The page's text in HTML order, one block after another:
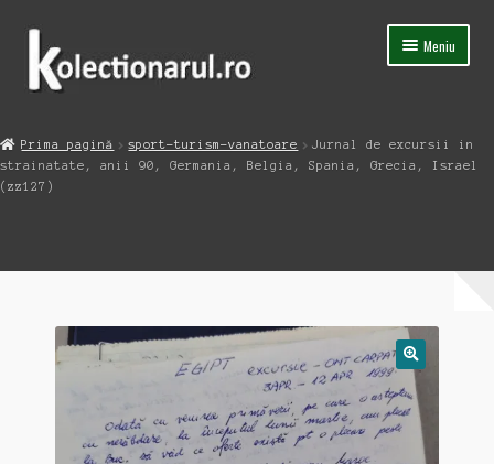
Sari
navigare
Sari
conținut
Meniu
Magazin
Extinde
Blog
Contact
Prima pagină sport-turism-vanatoare
Jurnal de excursii in
strainatate, anii 90, Germania, Belgia, Spania, Grecia, Israel
(zz127)